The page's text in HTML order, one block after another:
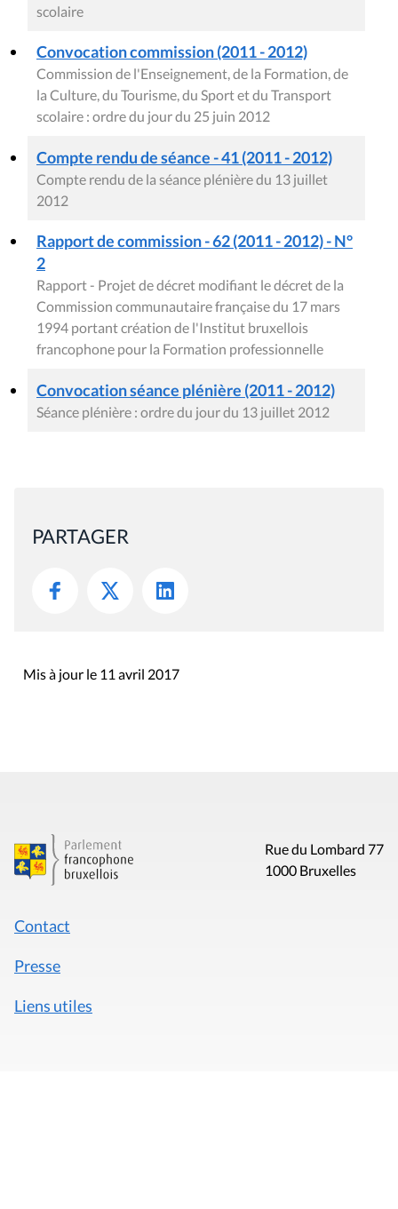
scolaire
Convocation commission (2011 - 2012)
Commission de l'Enseignement, de la Formation, de
la Culture, du Tourisme, du Sport et du Transport
scolaire : ordre du jour du 25 juin 2012
Compte rendu de séance - 41 (2011 - 2012)
Compte rendu de la séance plénière du 13 juillet
2012
Rapport de commission - 62 (2011 - 2012) - N°
2
Rapport - Projet de décret modifiant le décret de la
Commission communautaire française du 17 mars
1994 portant création de l'Institut bruxellois
francophone pour la Formation professionnelle
Convocation séance plénière (2011 - 2012)
Séance plénière : ordre du jour du 13 juillet 2012
PARTAGER
Mis à jour le 11 avril 2017
Rue du Lombard 77
1000 Bruxelles
Contact
Presse
Liens utiles